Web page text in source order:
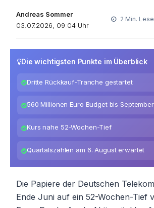
Andreas Sommer
03.07.2026, 09:04 Uhr
2 Min.
Die wichtigsten Punkte im Überblick
Dritte Rückkauf-Tranche gestartet
560 Millionen Euro Budget bis September
Kurs nahe 52-Wochen-Tief
Quartalszahlen am 6. August erwartet
Die Papiere der Deutschen
Ende Juni auf ein 52-Wochen-Tief